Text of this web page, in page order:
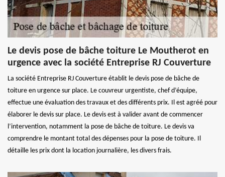
Le devis pose de bâche toiture Le Moutherot en
urgence avec la société Entreprise RJ Couverture
La société Entreprise RJ Couverture établit le devis pose de bâche de
toiture en urgence sur place. Le couvreur urgentiste, chef d’équipe,
effectue une évaluation des travaux et des différents prix. Il est agréé pour
élaborer le devis sur place. Le devis est à valider avant de commencer
l’intervention, notamment la pose de bâche de toiture. Le devis va
comprendre le montant total des dépenses pour la pose de toiture. Il
détaille les prix dont la location journalière, les divers frais.